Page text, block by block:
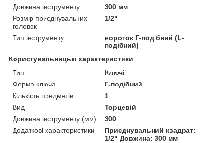
Довжина інструменту
300 мм
Розмір приєднувальних
головок
1/2"
Тип інструменту
вороток Г-подібний (L-
подібний)
Користувальницькі характеристики
Тип
Ключі
Форма ключа
Г-подібний
Кількість предметів
1
Вид
Торцевій
Довжина інструменту (мм)
300
Додаткові характеристики
Приєднувальний квадрат:
1/2" Довжина: 300 мм